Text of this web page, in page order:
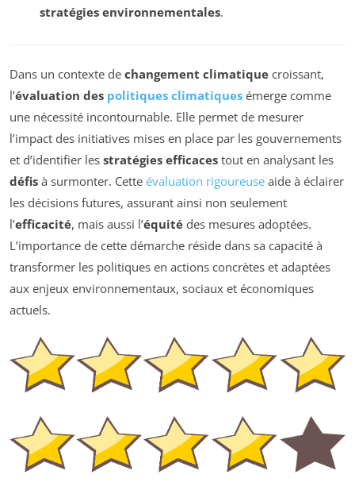
stratégies environnementales.
Dans un contexte de changement climatique croissant,
l’évaluation des politiques climatiques émerge comme
une nécessité incontournable. Elle permet de mesurer
l’impact des initiatives mises en place par les gouvernements
et d’identifier les stratégies efficaces tout en analysant les
défis à surmonter. Cette évaluation rigoureuse aide à éclairer
les décisions futures, assurant ainsi non seulement
l’efficacité, mais aussi l’équité des mesures adoptées.
L’importance de cette démarche réside dans sa capacité à
transformer les politiques en actions concrètes et adaptées
aux enjeux environnementaux, sociaux et économiques
actuels.